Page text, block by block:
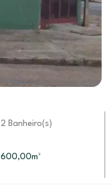
2 Banheiro(s)
600,00m²